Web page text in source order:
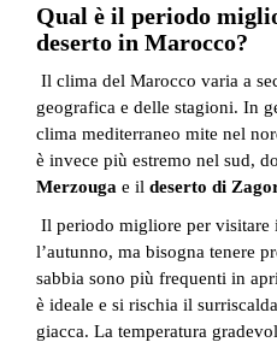
Qual è il periodo
deserto in Marocco?
Il clima del Marocco varia a
geografica e delle stagioni. In
clima mediterraneo mite nel
è invece più estremo nel sud,
Merzouga e il deserto di
Il periodo migliore per visitare
l’autunno, ma bisogna tenere
sabbia sono più frequenti in
è ideale e si rischia il
giacca. La temperatura